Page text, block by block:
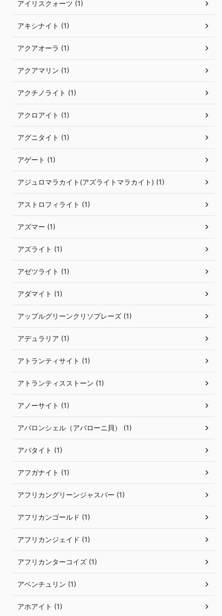
アイリスクォーツ (1)
アキシナイト (1)
アクアオーラ (1)
アクアマリン (1)
アクチノライト (1)
アクロアイト (1)
アグニタイト (1)
アゲート (1)
アジュロマラカイト(アズライトマラカイト) (1)
アストロフィライト (1)
アズマー (1)
アズライト (1)
アゼツライト (1)
アダマイト (1)
アップルグリーンクリソプレーズ (1)
アデュラリア (1)
アトランティサイト (1)
アトランティスストーン (1)
アノーサイト (1)
アバロンシェル（アバローニ貝） (1)
アパタイト (1)
アフガナイト (1)
アフリカングリーンジャスパー (1)
アフリカンゴールド (1)
アフリカンジェイド (1)
アフリカンターコイズ (1)
アベンチュリン (1)
アホアイト (1)